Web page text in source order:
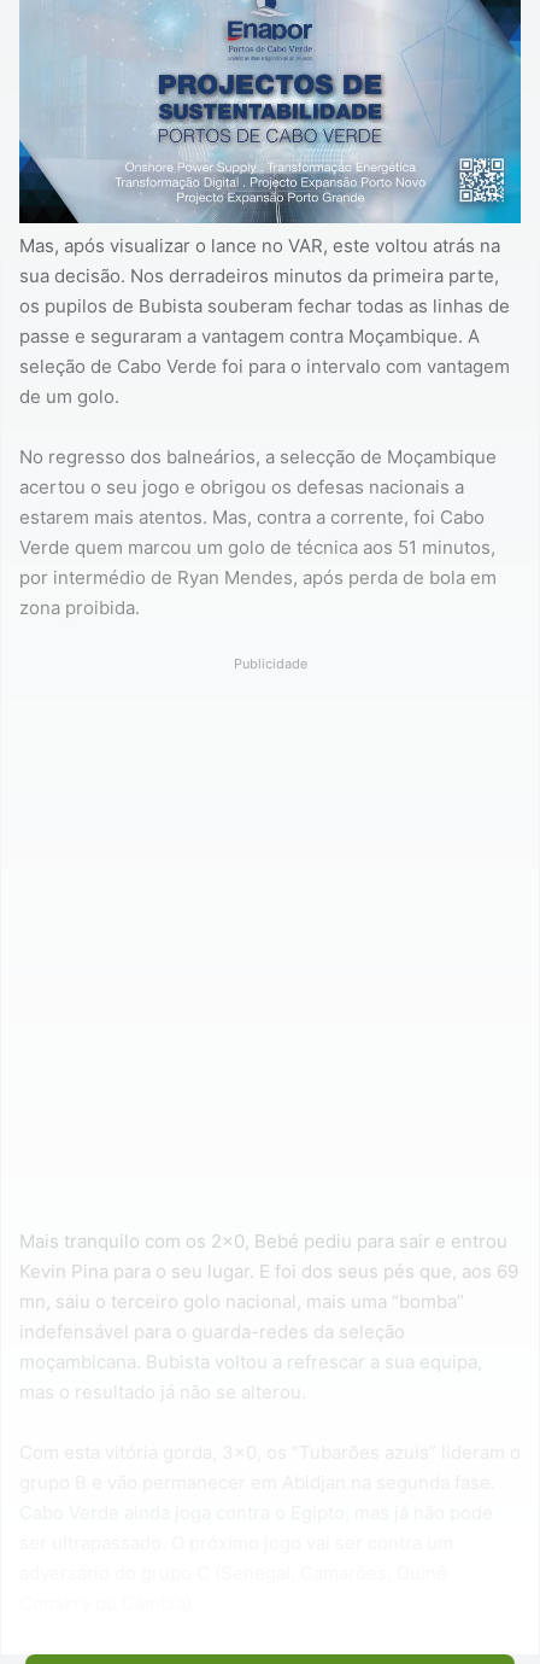
Mas, após visualizar o lance no VAR, este voltou atrás na
sua decisão. Nos derradeiros minutos da primeira parte,
os pupilos de Bubista souberam fechar todas as linhas de
passe e seguraram a vantagem contra Moçambique. A
seleção de Cabo Verde foi para o intervalo com vantagem
de um golo.
No regresso dos balneários, a selecção de Moçambique
acertou o seu jogo e obrigou os defesas nacionais a
estarem mais atentos. Mas, contra a corrente, foi Cabo
Verde quem marcou um golo de técnica aos 51 minutos,
por intermédio de Ryan Mendes, após perda de bola em
zona proibida.
Publicidade
Mais tranquilo com os 2×0, Bebé pediu para sair e entrou
Kevin Pina para o seu lugar. E foi dos seus pés que, aos 69
mn, saiu o terceiro golo nacional, mais uma “bomba”
indefensável para o guarda-redes da seleção
moçambicana. Bubista voltou a refrescar a sua equipa,
mas o resultado já não se alterou.